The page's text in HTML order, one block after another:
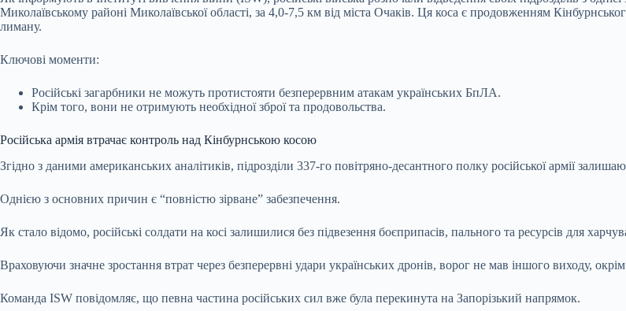
Миколаївському районі Миколаївської області, за 4,0-7,5 км від міста Очаків. Ця коса є продовженням
лиману.
Ключові моменти:
Російські загарбники не можуть протистояти безперервним атакам українських БпЛА.
Крім того, вони не отримують необхідної зброї та продовольства.
Російська армія втрачає контроль над Кінбурнською косою
Згідно з даними американських аналітиків, підрозділи 337-го повітряно-десантного полку російської армії
Однією з основних причин є “повністю зірване” забезпечення.
Як стало відомо, російські солдати на косі залишилися без підвезення боєприпасів, пального та ресурсів для
Враховуючи значне зростання втрат через безперервні удари українських дронів, ворог не мав іншого виходу,
Команда ISW повідомляє, що певна частина російських сил вже була перекинута на Запорізький напрямок.